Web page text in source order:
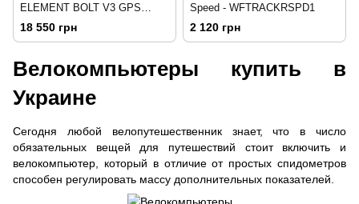
ELEMENT BOLT V3 GPS
Cycling Computer - WFCC9
18 550 грн
Speed - WFTRACKRSPD1
2 120 грн
Велокомпьютеры купить в
Украине
Сегодня любой велопутешественник знает, что в число
обязательных вещей для путешествий стоит включить и
велокомпьютер, который в отличие от простых спидометров
способен регулировать массу дополнительных показателей.